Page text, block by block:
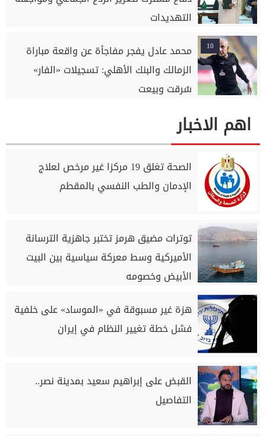
التهديدات
10
محمد عادل يفجر مفاجأة عن واقعة مباراة
الزمالك والبنك الأهلي: تسجيلات «الفار»
سُرقت وبيعت
اهم الاخبار
الصحة تغلق 19 مركزا غير مرخص لعلاج
الإدمان والطب النفسي بالمقطم
توترات مضيق هرمز تختبر جاهزية الترسانة
الأميركية وسط معركة سياسية بين البيت
الأبيض وخصومه
هزة غير مسبوقة في «الموساد» على خلفية
فشل خطة تغيير النظام في إيران
القبض على إبراهيم سعيد بمدينة نصر..
التفاصيل